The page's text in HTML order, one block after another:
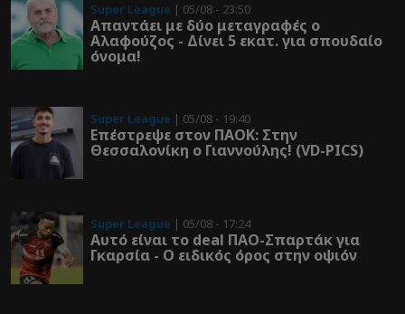
Super League | 05/08 - 23:50
Απαντάει με δύο μεταγραφές ο
Αλαφούζος - Δίνει 5 εκατ. για σπουδαίο
όνομα!
Super League | 05/08 - 19:40
Επέστρεψε στον ΠΑOK: Στην
Θεσσαλονίκη ο Γιαννούλης! (VD-PICS)
Super League | 05/08 - 17:24
Αυτό είναι το deal ΠΑΟ-Σπαρτάκ για
Γκαρσία - Ο ειδικός όρος στην οψιόν